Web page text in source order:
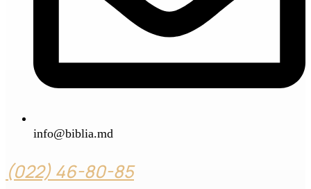
info@biblia.md
(022) 46-80-85